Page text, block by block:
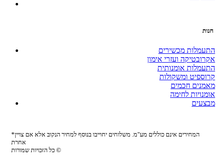
התעמלות מכשירים
אקרובטיקה ועזרי אימון
התעמלות אומנותית
קרוספיט ומשקולות
מאמנים חכמים
אומנויות לחימה
מבצעים
*המחירים אינם כוללים מע"מ. משלוחים יחוייבו בנוסף למחיר הנקוב אלא אם צויין
אחרת
כל הזכויות שמורות ©